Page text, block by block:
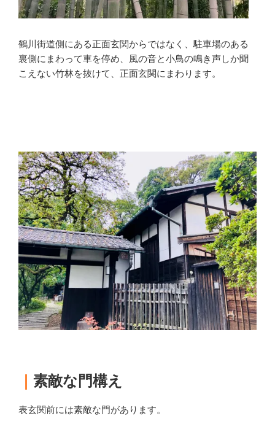
鶴川街道側にある正面玄関からではなく、駐車場のある
裏側にまわって車を停め、風の音と小鳥の鳴き声しか聞
こえない竹林を抜けて、正面玄関にまわります。
素敵な門構え
表玄関前には素敵な門があります。